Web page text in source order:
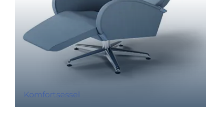
Komfortsessel